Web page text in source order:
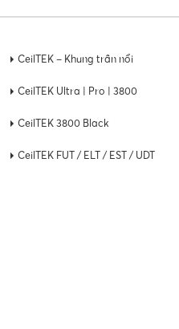
CeilTEK – Khung trần nổi
CeilTEK Ultra | Pro | 3800
CeilTEK 3800 Black
CeilTEK FUT / ELT / EST / UDT